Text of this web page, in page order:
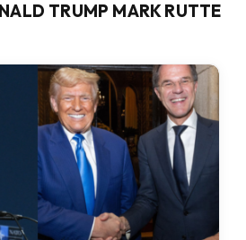
TRUMP MARK RUTTE